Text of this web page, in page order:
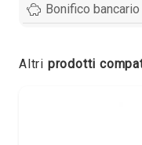
Bonifico bancario
Altri prodotti